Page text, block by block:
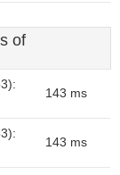
of
143 ms
143 ms